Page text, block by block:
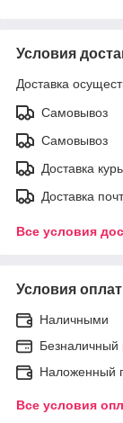
Условия
Доставка
Самовывоз
Самовывоз
Доставка
Доставка
Все условия
Условия
Наличными
Безналичный
Наложенный
Все условия